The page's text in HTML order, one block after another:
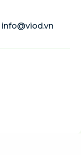
info@viod.vn